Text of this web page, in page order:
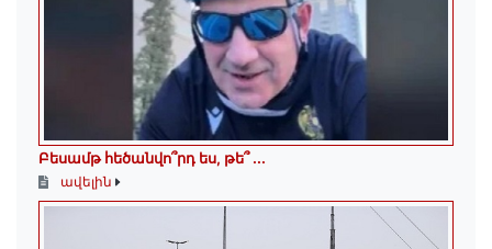
Բեսամթ հեծանվո՞րդ ես, թե՞ ․․․
ավելին